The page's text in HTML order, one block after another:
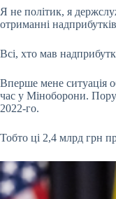
Я не політик, я
отриманні
Всі, хто мав
Вперше мене ситуація
час у Міноборони.
2022-го.
Тобто ці 2,4 млрд грн